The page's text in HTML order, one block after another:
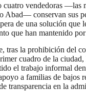
cuatro vendedoras —las
Abad— conservan sus
de una solución que
que han mantenido
tras la prohibición del
cuadro de la
el trabajo informal
a familias de bajos
transparencia en la